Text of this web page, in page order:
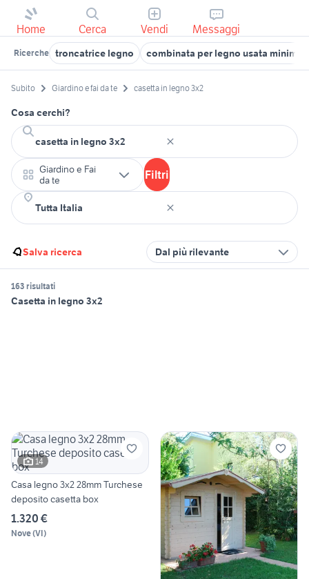
Home Cerca Vendi Messaggi
Ricerche troncatrice legno combinata per legno usata minimax
Subito Giardino e fai da te casetta in legno 3x2
Cosa cerchi?
Giardino e Fai
da te
Filtri
Salva ricerca Dal più rilevante
163 risultati
Casetta in legno 3x2
14
Casa legno 3x2 28mm Turchese
deposito casetta box
1.320 €
Nove(VI)